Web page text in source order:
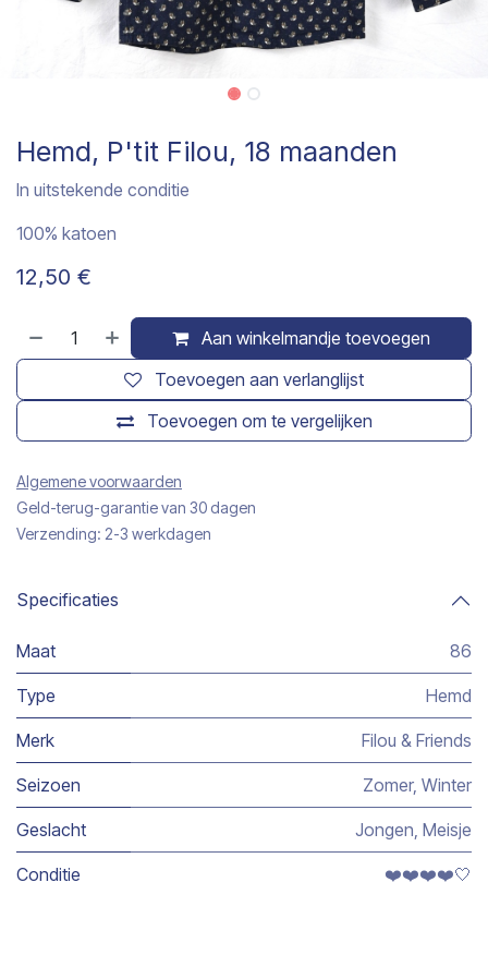
Hemd, P'tit Filou, 18 maanden
In uitstekende conditie
100% katoen
12,50 €
Aan winkelmandje toevoegen
Toevoegen om te vergelijken
Toevoegen aan verlanglijst
Algemene voorwaarden
Geld-terug-garantie van 30 dagen
Verzending: 2-3 werkdagen
Specificaties
Maat 86
Type Hemd
Merk Filou & Friends
Seizoen Zomer, Winter
Geslacht Jongen Meisje
Conditie ❤️❤️❤️❤️🤍